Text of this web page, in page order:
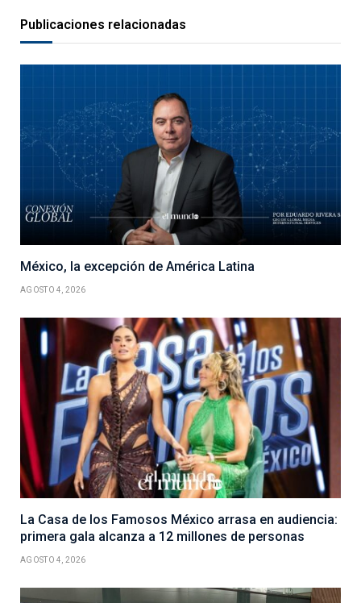
Publicaciones relacionadas
México, la excepción de América Latina
AGOSTO 4, 2026
La Casa de los Famosos México arrasa en audiencia:
primera gala alcanza a 12 millones de personas
AGOSTO 4, 2026